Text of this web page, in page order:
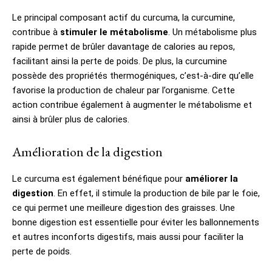
Le principal composant actif du curcuma, la curcumine,
contribue à stimuler le métabolisme. Un métabolisme plus
rapide permet de brûler davantage de calories au repos,
facilitant ainsi la perte de poids. De plus, la curcumine
possède des propriétés thermogéniques, c’est-à-dire qu’elle
favorise la production de chaleur par l’organisme. Cette
action contribue également à augmenter le métabolisme et
ainsi à brûler plus de calories.
Amélioration de la digestion
Le curcuma est également bénéfique pour améliorer la
digestion. En effet, il stimule la production de bile par le foie,
ce qui permet une meilleure digestion des graisses. Une
bonne digestion est essentielle pour éviter les ballonnements
et autres inconforts digestifs, mais aussi pour faciliter la
perte de poids.